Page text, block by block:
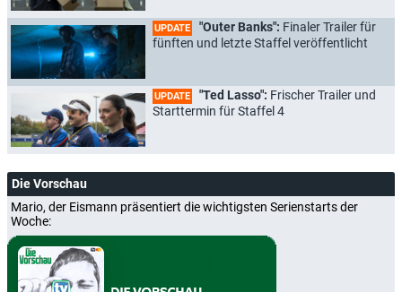
UPDATE "Outer Banks": Finaler Trailer für
fünften und letzte Staffel veröffentlicht
UPDATE "Ted Lasso": Frischer Trailer und
Starttermin für Staffel 4
Die Vorschau
Mario, der Eismann präsentiert die wichtigsten Serienstarts der
Woche: